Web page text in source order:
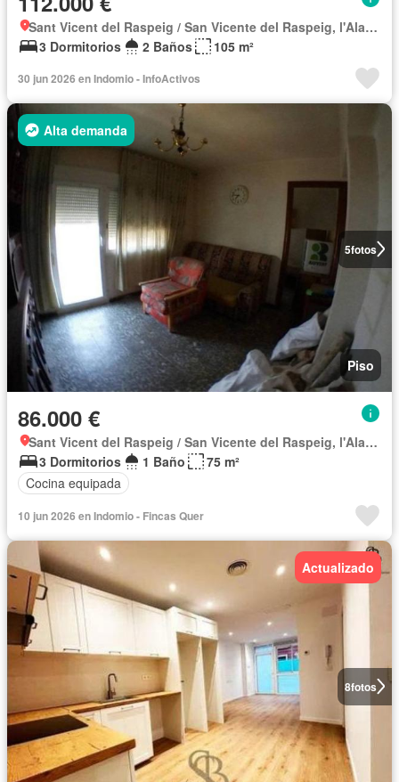
Sant Vicent del Raspeig / San Vicente del Raspeig, l'Alacantí
3 Dormitorios
2 Baños 105 m²
30 jun 2026 en Indomio - InfoActivos
5fotos
Alta demanda
Piso
86.000 €
Sant Vicent del Raspeig / San Vicente del Raspeig, l'Alacantí
3 Dormitorios
1 Baño
75 m²
Cocina equipada
10 jun 2026 en Indomio - Fincas Quer
8fotos
Actualizado